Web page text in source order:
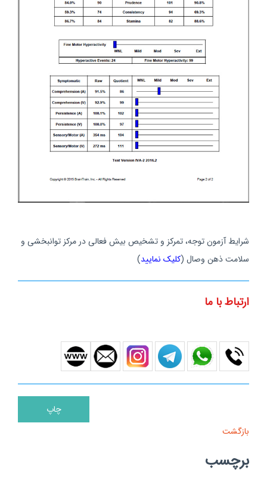
شرایط آزمون توجه، تمرکز و تشخیص بیش فعالی در مرکز توانبخشی و
سلامت ذهن وصال (کلیک نمایید)
ارتباط با ما
بازگشت
برچسب